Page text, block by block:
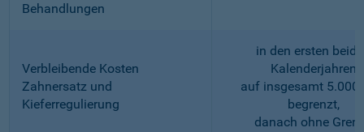
Behandlungen
Verbleibende Kosten
Zahnersatz und
Kieferregulierung
in den ersten
Kalenderjahren
auf insgesamt 5.000
begrenzt,
danach ohne